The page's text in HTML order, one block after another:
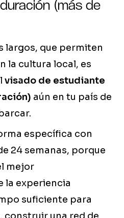
(más de
largos, que permiten
la cultura local, es
visado de estudiante
aún en tu país de
específica con
24 semanas, porque
mejor
la experiencia
suficiente para